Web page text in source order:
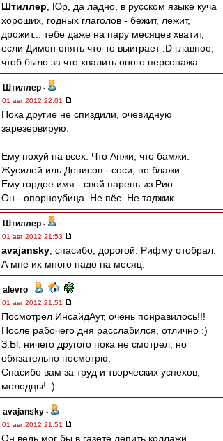
Штиллер , Юр, да ладно, в русском языке куча
хороших, годных глаголов - бежит, лежит,
дрожит... тебе даже на пару месяцев хватит,
если Димон опять что-то выиграет :D главное,
чтоб было за что хвалить оного персонажа...
Штиллер -
01 авг 2012 22:01
Пока другие не спиздили, очевидную
зарезервирую.
Ему похуй на всех. Что Анжи, что бамжи.
Жусилей иль Денисов - соси, не блажи.
Ему гордое имя - свой парень из Рио.
Он - опорноубица. Не пёс. Не таджик.
Штиллер -
01 авг 2012 21:53
avajansky , спасибо, дорогой. Рифму отобрал.
А мне их много надо на месяц.
alevro -
01 авг 2012 21:51
Посмотрел ИнсайдАут, очень понравилось!!!
После рабочего дня расслабился, отлично :)
З.Ы. ничего другого пока не смотрел, но
обязательно посмотрю.
Спасибо вам за труд и творческих успехов,
молодцы! :)
avajansky -
01 авг 2012 21:51
Он ведь мог бы в газете лепить коллажи,